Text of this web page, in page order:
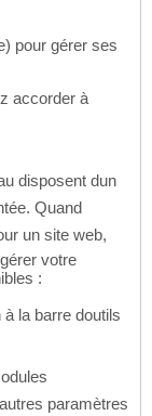
pour gérer ses
accorder à
disposent dun
Quand
un site web,
votre
:
la barre doutils
paramètres